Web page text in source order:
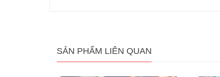
SẢN PHẨM LIÊN QUAN